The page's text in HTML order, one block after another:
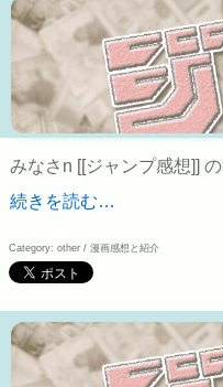
みなさn [[ジャンプ感想]]
続きを読む…
Category: other / 漫画感想と紹介